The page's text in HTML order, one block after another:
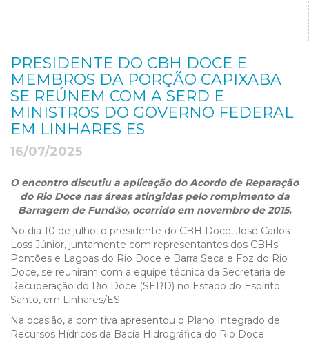
PRESIDENTE DO CBH DOCE E
MEMBROS DA PORÇÃO CAPIXABA
SE REÚNEM COM A SERD E
MINISTROS DO GOVERNO FEDERAL
EM LINHARES ES
16/07/2025
O encontro discutiu a aplicação do Acordo de Reparação
do Rio Doce nas áreas atingidas pelo rompimento da
Barragem de Fundão, ocorrido em novembro de 2015.
No dia 10 de julho, o presidente do CBH Doce, José Carlos
Loss Júnior, juntamente com representantes dos CBHs
Pontões e Lagoas do Rio Doce e Barra Seca e Foz do Rio
Doce, se reuniram com a equipe técnica da Secretaria de
Recuperação do Rio Doce (SERD) no Estado do Espírito
Santo, em Linhares/ES.
Na ocasião, a comitiva apresentou o Plano Integrado de
Recursos Hídricos da Bacia Hidrográfica do Rio Doce